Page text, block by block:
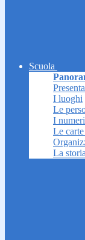
Scuola
I luoghi
Le
I
Le
La storia